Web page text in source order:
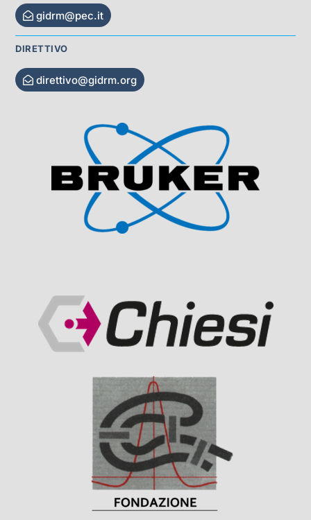
gidrm@pec.it
DIRETTIVO
direttivo@gidrm.org
Visit Sponsor Page
Visit Sponsor Page
Visit Sponsor Page